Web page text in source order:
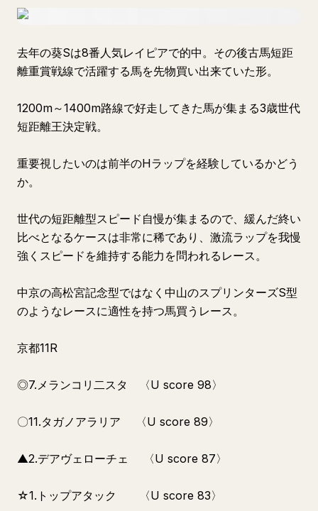
去年の葵Sは8番人気レイピアで的中。その後古馬短距
離重賞戦線で活躍する馬を先物買い出来ていた形。
1200m～1400m路線で好走してきた馬が集まる3歳世代
短距離王決定戦。
重要視したいのは前半のHラップを経験しているかどう
か。
世代の短距離型スピード自慢が集まるので、緩んだ終い
比べとなるケースは非常に稀であり、激流ラップを我慢
強くスピードを維持する能力を問われるレース。
中京の高松宮記念型ではなく中山のスプリンターズS型
のようなレースに適性を持つ馬買うレース。
京都11R
◎7.メランコリ二スタ 〈U score 98〉
〇11.タガノアラリア 〈U score 89〉
▲2.デアヴェローチェ 〈U score 87〉
☆1.トップアタック 〈U score 83〉